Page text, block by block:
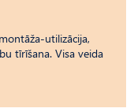
utilizācija,
tīrīšana. Visa veida